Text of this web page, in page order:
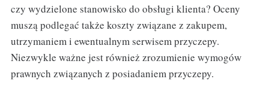
czy wydzielone stanowisko do obsługi klienta? Oceny
muszą podlegać także koszty związane z zakupem,
utrzymaniem i ewentualnym serwisem przyczepy.
Niezwykle ważne jest również zrozumienie wymogów
prawnych związanych z posiadaniem przyczepy.